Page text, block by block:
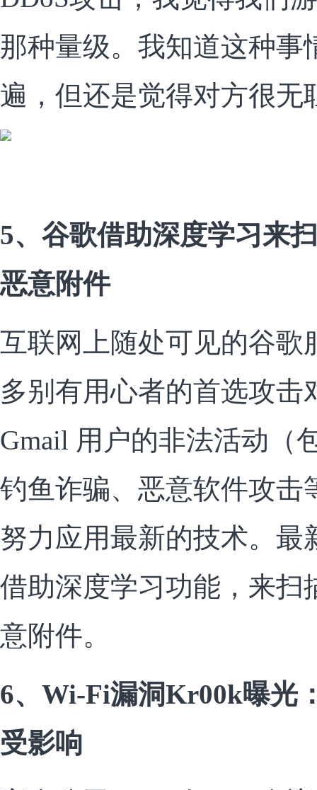
那种量级。我知道这种事
遍，但还是觉得对方很无
5、谷歌借助深度学习来
恶意附件
互联网上随处可见的谷歌
多别有用心者的首选攻击
Gmail 用户的非法活动（
钓鱼诈骗、恶意软件攻击
努力应用最新的技术。最
借助深度学习功能，来扫
意附件。
6、Wi-Fi漏洞Kr00k曝光
受影响